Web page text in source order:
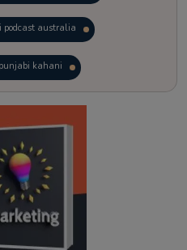
podcast australia
punjabi kahani
story